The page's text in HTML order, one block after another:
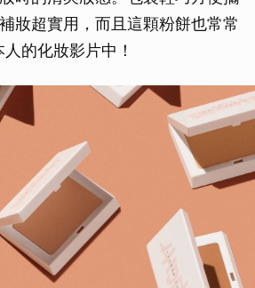
妝超實用，而且這顆粉餅也常常
的化妝影片中！